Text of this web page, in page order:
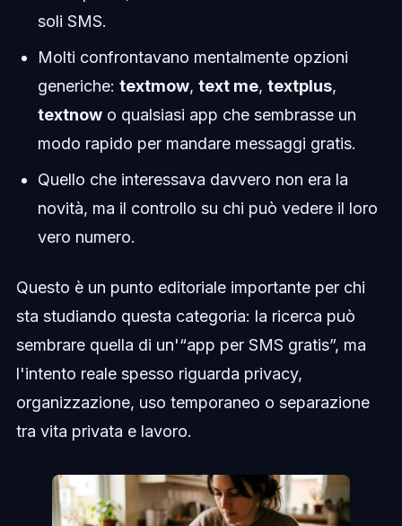
soli SMS.
Molti confrontavano mentalmente opzioni
generiche: textmow, text me, textplus,
textnowo qualsiasi app che sembrasse un
modo rapido per mandare messaggi gratis.
Quello che interessava davvero non era la
novità, ma il controllo su chi può vedere il loro
vero numero.
Questo è un punto editoriale importante per chi
sta studiando questa categoria: la ricerca può
sembrare quella di un'“app per SMS gratis”, ma
l'intento reale spesso riguarda privacy,
organizzazione, uso temporaneo o separazione
tra vita privata e lavoro.